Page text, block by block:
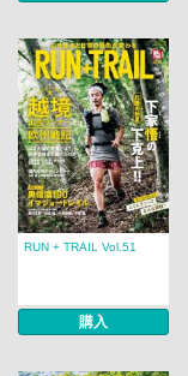
RUN + TRAIL Vol.51
購入